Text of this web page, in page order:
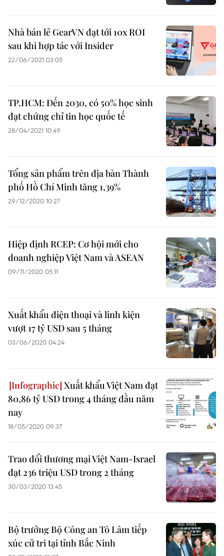
Nhà bán lẻ GearVN đạt tới 10x ROI
sau khi hợp tác với Insider
22/06/2021 03:05
TP.HCM: Đến 2030, có 50% học sinh
đạt chứng chỉ tin học quốc tế
28/04/2021 10:49
Tổng sản phẩm trên địa bàn Thành
phố Hồ Chí Minh tăng 1,39%
29/12/2020 10:27
Hiệp định RCEP: Cơ hội mới cho
doanh nghiệp Việt Nam và ASEAN
09/11/2020 05:11
Xuất khẩu điện thoại và linh kiện
vượt 17 tỷ USD sau 5 tháng
03/06/2020 04:24
Xuất khẩu Việt Nam đạt
80,86 tỷ USD trong 4 tháng đầu năm
nay
18/05/2020 09:37
Trao đổi thương mại Việt Nam-Israel
đạt 236 triệu USD trong 2 tháng
30/03/2020 13:45
Bộ trưởng Bộ Công an Tô Lâm tiếp
xúc cử tri tại tỉnh Bắc Ninh